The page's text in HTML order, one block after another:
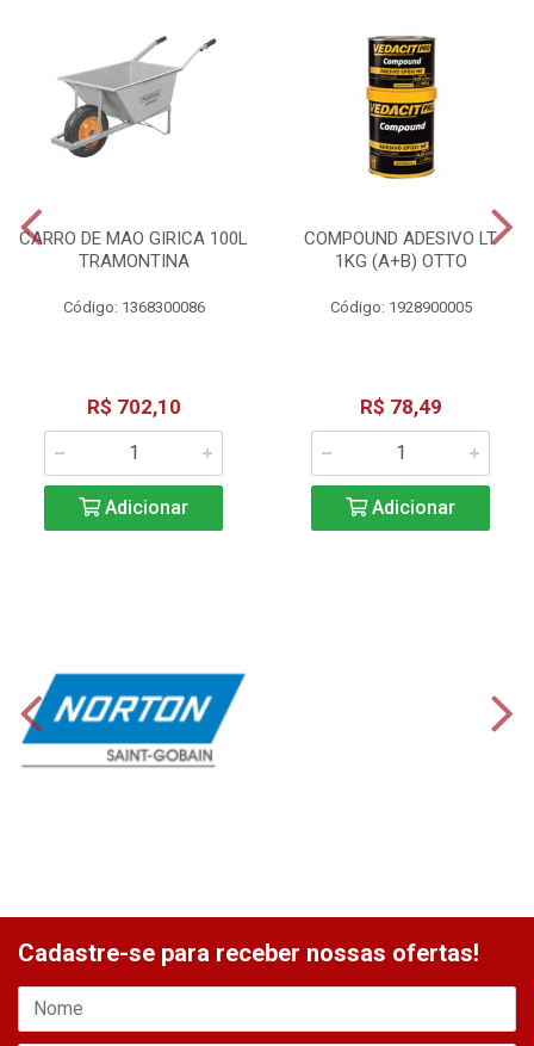
CARRO DE MAO GIRICA 100L
TRAMONTINA
Código: 1368300086
R$ 702,10
Adicionar
COMPOUND ADESIVO LT
1KG (A+B) OTTO
Código: 1928900005
R$ 78,49
Adicionar
Cadastre-se para receber nossas ofertas!